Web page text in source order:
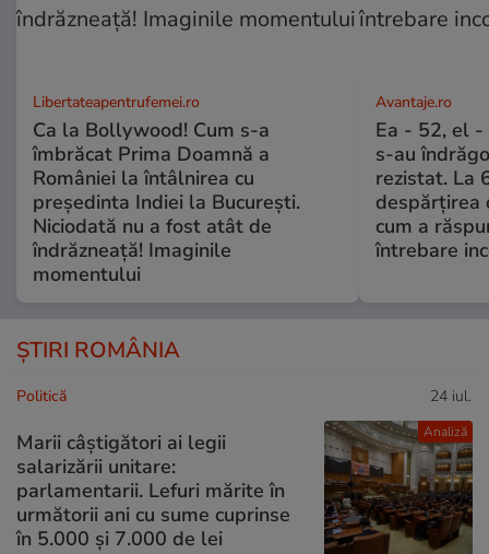
Libertateapentrufemei.ro
Ca la Bollywood! Cum s-a
îmbrăcat Prima Doamnă a
României la întâlnirea cu
președinta Indiei la București.
Niciodată nu a fost atât de
îndrăzneață! Imaginile
momentului
Avantaje.ro
Ea - 52, el -
s-au
rezistat. La
despărțirea
cum a
întrebare
ȘTIRI ROMÂNIA
Analiză
Politică 24 iul.
Marii câștigători ai legii
salarizării unitare:
parlamentarii. Lefuri mărite în
următorii ani cu sume cuprinse
în 5.000 și 7.000 de lei